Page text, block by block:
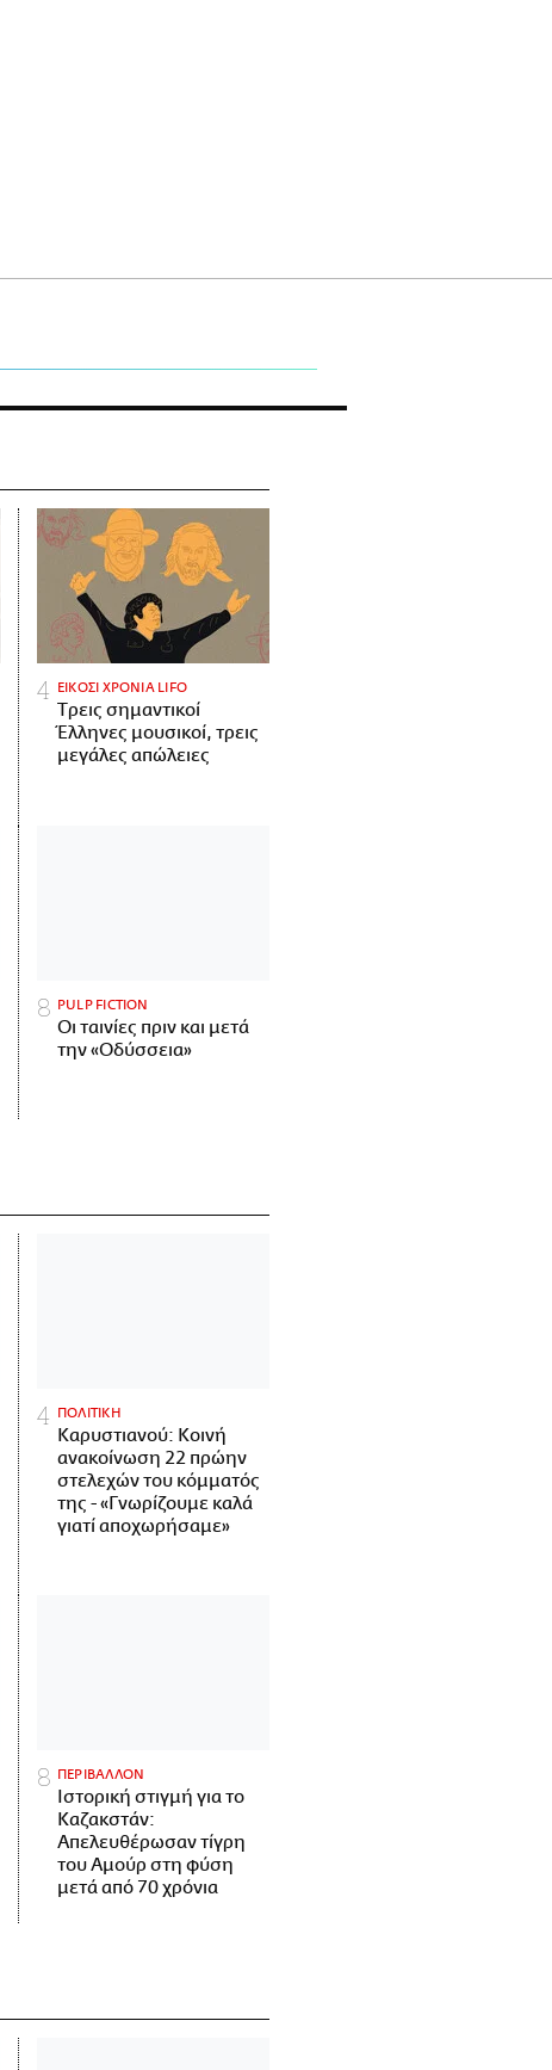
ΕΙΚΟΣΙ ΧΡΟΝΙΑ LIFO
Tρεις σημαντικοί
Έλληνες μουσικοί, τρεις
μεγάλες απώλειες
PULP FICTION
Οι ταινίες πριν και μετά
την «Οδύσσεια»
ΠΟΛΙΤΙΚΗ
Καρυστιανού: Κοινή
ανακοίνωση 22 πρώην
στελεχών του κόμματός
της - «Γνωρίζουμε καλά
γιατί αποχωρήσαμε»
ΠΕΡΙΒΑΛΛΟΝ
Ιστορική στιγμή για το
Καζακστάν:
Απελευθέρωσαν τίγρη
του Αμούρ στη φύση
μετά από 70 χρόνια